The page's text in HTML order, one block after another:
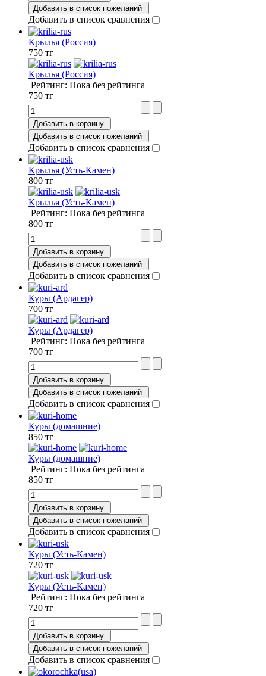
Добавить в список пожеланий
Добавить в список сравнения
Крылья (Россия)
750 тг
Крылья (Россия)
Рейтинг: Пока без рейтинга
750 тг
Добавить в корзину
Добавить в список пожеланий
Добавить в список сравнения
Крылья (Усть-Камен)
800 тг
Крылья (Усть-Камен)
Рейтинг: Пока без рейтинга
800 тг
Добавить в корзину
Добавить в список пожеланий
Добавить в список сравнения
Куры (Ардагер)
700 тг
Куры (Ардагер)
Рейтинг: Пока без рейтинга
700 тг
Добавить в корзину
Добавить в список пожеланий
Добавить в список сравнения
Куры (домашние)
850 тг
Куры (домашние)
Рейтинг: Пока без рейтинга
850 тг
Добавить в корзину
Добавить в список пожеланий
Добавить в список сравнения
Куры (Усть-Камен)
720 тг
Куры (Усть-Камен)
Рейтинг: Пока без рейтинга
720 тг
Добавить в корзину
Добавить в список пожеланий
Добавить в список сравнения